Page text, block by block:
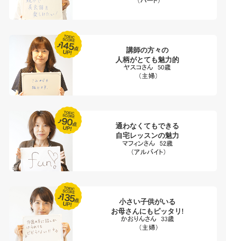
講師の方々の
人柄がとても魅力的
通わなくてもできる
自宅レッスンの魅力
小さい子供がいる
お母さんにもピッタリ!